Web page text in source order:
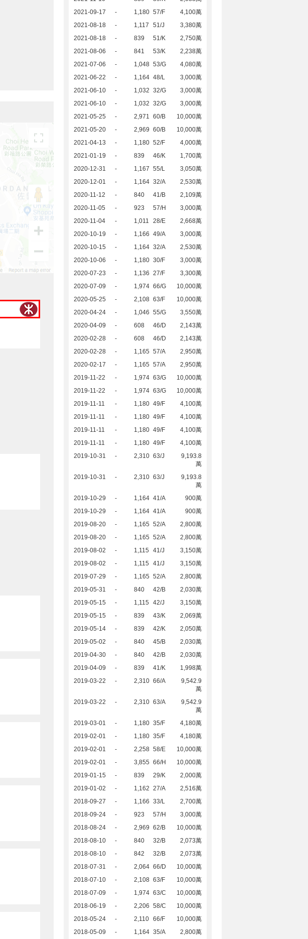
2021-09-17
- 1,180 57/F
4,100萬
2021-08-18
- 1,117 51/J
3,380萬
2021-08-18
- 839 51/K
2,750萬
2021-08-06
- 841 53/K
2,238萬
2021-07-06
- 1,048 53/G
4,080萬
2021-06-22
- 1,164 48/L
3,000萬
2021-06-10
- 1,032 32/G
3,000萬
2021-06-10
- 1,032 32/G
3,000萬
2021-05-25
- 2,971 60/B
10,000萬
2021-05-20
- 2,969 60/B
10,000萬
2021-04-13
- 1,180 52/F
4,000萬
2021-01-19
- 839 46/K
1,700萬
2020-12-31
- 1,167 55/L
3,050萬
2020-12-01
- 1,164 32/A
2,530萬
2020-11-12
- 840 41/B
2,109萬
2020-11-05
- 923 57/H
3,000萬
2020-11-04
- 1,011 28/E
2,668萬
2020-10-19
- 1,166 49/A
3,000萬
2020-10-15
- 1,164 32/A
2,530萬
2020-10-06
- 1,180 30/F
3,000萬
2020-07-23
- 1,136 27/F
3,300萬
2020-07-09
- 1,974 66/G
10,000萬
2020-05-25
- 2,108 63/F
10,000萬
2020-04-24
- 1,046 55/G
3,550萬
2020-04-09
- 608 46/D
2,143萬
2020-02-28
- 608 46/D
2,143萬
2020-02-28
- 1,165 57/A
2,950萬
2020-02-17
- 1,165 57/A
2,950萬
2019-11-22
- 1,974 63/G
10,000萬
2019-11-22
- 1,974 63/G
10,000萬
2019-11-11
- 1,180 49/F
4,100萬
2019-11-11
- 1,180 49/F
4,100萬
2019-11-11
- 1,180 49/F
4,100萬
2019-11-11
- 1,180 49/F
4,100萬
2019-10-31
- 2,310 63/J
9,193.8
萬
2019-10-31
- 2,310 63/J
9,193.8
萬
2019-10-29
- 1,164 41/A
900萬
2019-10-29
- 1,164 41/A
900萬
2019-08-20
- 1,165 52/A
2,800萬
2019-08-20
- 1,165 52/A
2,800萬
2019-08-02
- 1,115 41/J
3,150萬
2019-08-02
- 1,115 41/J
3,150萬
2019-07-29
- 1,165 52/A
2,800萬
2019-05-31
- 840 42/B
2,030萬
2019-05-15
- 1,115 42/J
3,150萬
2019-05-15
- 839 43/K
2,069萬
2019-05-14
- 839 42/K
2,050萬
2019-05-02
- 840 45/B
2,030萬
2019-04-30
- 840 42/B
2,030萬
2019-04-09
- 839 41/K
1,998萬
2019-03-22
- 2,310 66/A
9,542.9
萬
2019-03-22
- 2,310 63/A
9,542.9
萬
2019-03-01
- 1,180 35/F
4,180萬
2019-02-01
- 1,180 35/F
4,180萬
2019-02-01
- 2,258 58/E
10,000萬
2019-02-01
- 3,855 66/H
10,000萬
2019-01-15
- 839 29/K
2,000萬
2019-01-02
- 1,162 27/A
2,516萬
2018-09-27
- 1,166 33/L
2,700萬
2018-09-24
- 923 57/H
3,000萬
2018-08-24
- 2,969 62/B
10,000萬
2018-08-10
- 840 32/B
2,073萬
2018-08-10
- 842 32/B
2,073萬
2018-07-31
- 2,064 66/D
10,000萬
2018-07-10
- 2,108 63/F
10,000萬
2018-07-09
- 1,974 63/C
10,000萬
2018-06-19
- 2,206 58/C
10,000萬
2018-05-24
- 2,110 66/F
10,000萬
2018-05-09
- 1,164 35/A 2,800萬